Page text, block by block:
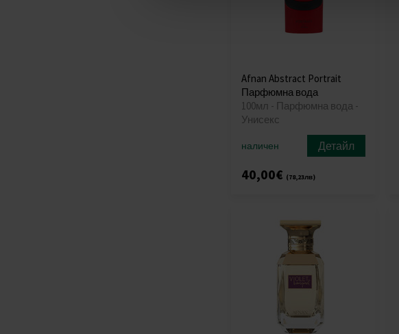
Afnan Abstract Portrait
Парфюмна вода
100мл - Парфюмна вода -
Унисекс
наличен Детайл
40,00€ (78,23лв)